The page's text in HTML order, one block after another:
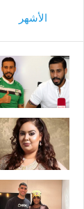
الأشهر